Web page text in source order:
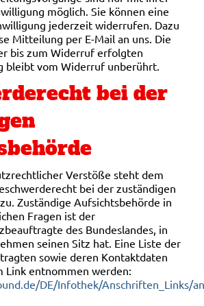
möglich. Sie können eine
jederzeit widerrufen. Dazu
Mitteilung per E-Mail an uns. Die
bis zum Widerruf erfolgten
bleibt vom Widerruf unberührt.
bei der
Verstöße steht dem
bei der zuständigen
Zuständige Aufsichtsbehörde in
Fragen ist der
des Bundeslandes, in
seinen Sitz hat. Eine Liste der
sowie deren Kontaktdaten
Link entnommen werden:
DE/Infothek/Anschriften_Links/